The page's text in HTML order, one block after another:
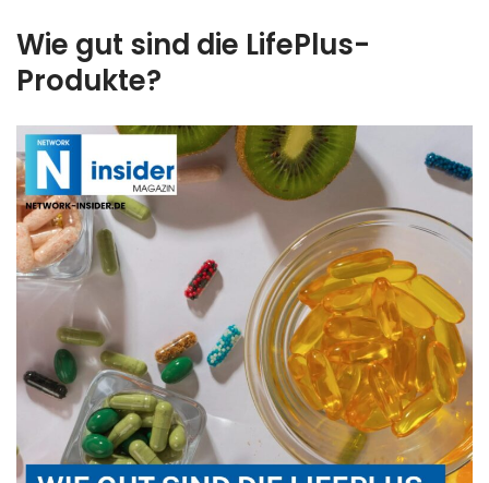
Wie gut sind die LifePlus-
Produkte?